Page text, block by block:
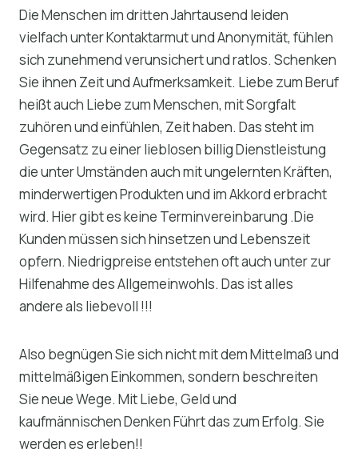
Die Menschen im dritten Jahrtausend leiden
vielfach unter Kontaktarmut und Anonymität, fühlen
sich zunehmend verunsichert und ratlos. Schenken
Sie ihnen Zeit und Aufmerksamkeit. Liebe zum Beruf
heißt auch Liebe zum Menschen, mit Sorgfalt
zuhören und einfühlen, Zeit haben. Das steht im
Gegensatz zu einer lieblosen billig Dienstleistung
die unter Umständen auch mit ungelernten Kräften,
minderwertigen Produkten und im Akkord erbracht
wird. Hier gibt es keine Terminvereinbarung .Die
Kunden müssen sich hinsetzen und Lebenszeit
opfern. Niedrigpreise entstehen oft auch unter zur
Hilfenahme des Allgemeinwohls. Das ist alles
andere als liebevoll !!!
Also begnügen Sie sich nicht mit dem Mittelmaß und
mittelmäßigen Einkommen, sondern beschreiten
Sie neue Wege. Mit Liebe, Geld und
kaufmännischen Denken Führt das zum Erfolg. Sie
werden es erleben!!